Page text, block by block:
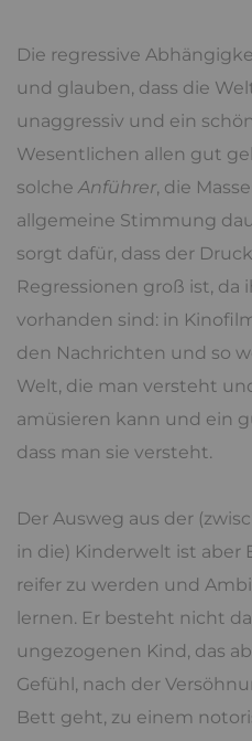
Die regressive
und glauben, dass die
unaggressiv und ein
Wesentlichen allen gut
solcheAnführer, die
allgemeine Stimmung
sorgt dafür, dass der
Regressionen groß ist, da
vorhanden sind: in
den Nachrichten und so
Welt, die man versteht
amüsieren kann und ein
dass man sie versteht.
Der Ausweg aus der
in die) Kinderwelt ist aber
reifer zu werden und
lernen. Er besteht nicht
ungezogenen Kind, das
Gefühl, nach der
Bett geht, zu einem